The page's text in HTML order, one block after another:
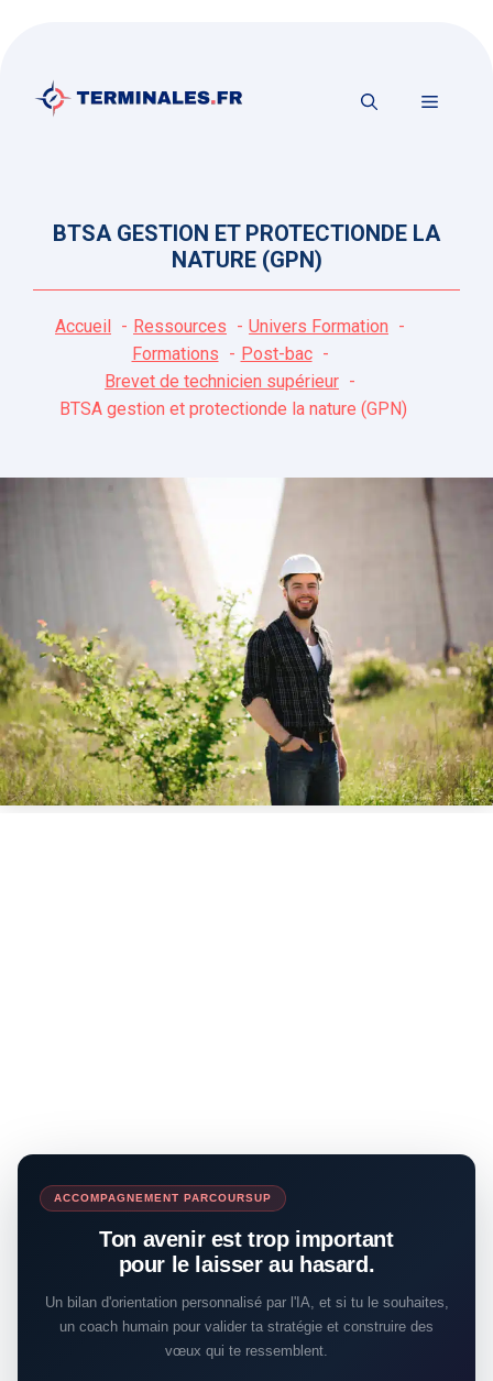
contenu
MENU
BTSA GESTION ET PROTECTIONDE LA
NATURE (GPN)
Accueil Ressources
Univers Formation
Formations
Post-bac
Brevet de technicien supérieur
BTSA gestion et protectionde la nature (GPN)
ACCOMPAGNEMENT PARCOURSUP
Ton avenir est trop important
pour le laisser au hasard.
Un bilan d'orientation personnalisé par l'IA, et si tu le souhaites,
un coach humain pour valider ta stratégie et construire des
vœux qui te ressemblent.